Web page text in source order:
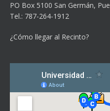
PO Box 5100 San Germán,
Tel.: 787-264-1912
¿Cómo llegar al Recinto?